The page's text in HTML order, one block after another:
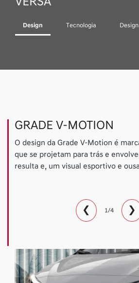
Design Tecnologia
GRADE V-MOTION
O design da Grade V-Motion é
que se projetam para trás e
resulta e, um visual esportivo e
❮ 1/4 ❯